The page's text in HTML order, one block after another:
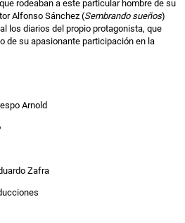
rodeaban a este particular hombre de su
Alfonso Sánchez (Sembrando sueños)
los diarios del propio protagonista, que
de su apasionante participación en la
Arnold
Zafra